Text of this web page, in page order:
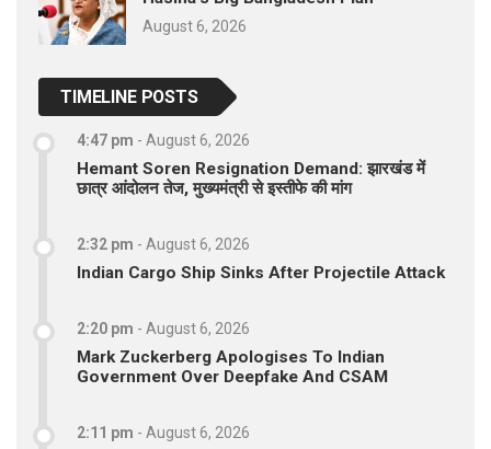
August 6, 2026
TIMELINE POSTS
4:47 pm - August 6, 2026
Hemant Soren Resignation Demand: झारखंड में
छात्र आंदोलन तेज, मुख्यमंत्री से इस्तीफे की मांग
2:32 pm - August 6, 2026
Indian Cargo Ship Sinks After Projectile Attack
2:20 pm - August 6, 2026
Mark Zuckerberg Apologises To Indian
Government Over Deepfake And CSAM
2:11 pm - August 6, 2026